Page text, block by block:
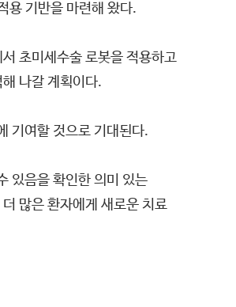
용 기반을 마련해 왔다.
초미세수술 로봇을 적용하고
나갈 계획이다.
기여할 것으로 기대된다.
있음을 확인한 의미 있는
많은 환자에게 새로운 치료